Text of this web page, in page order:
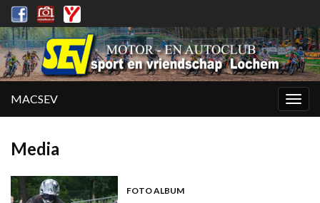
MACSEV
Media
FOTO ALBUM